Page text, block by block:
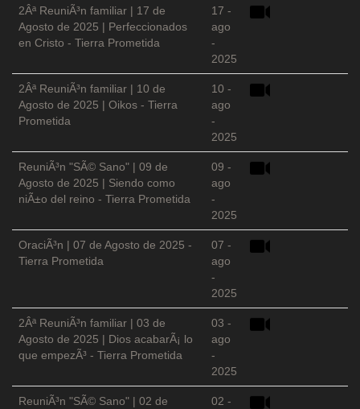
2Âª ReuniÃ³n familiar | 17 de
Agosto de 2025 | Perfeccionados
en Cristo - Tierra Prometida
17 -
ago
-
2025
2Âª ReuniÃ³n familiar | 10 de
Agosto de 2025 | Oikos - Tierra
Prometida
10 -
ago
-
2025
ReuniÃ³n "SÃ© Sano" | 09 de
Agosto de 2025 | Siendo como
niÃ±o del reino - Tierra Prometida
09 -
ago
-
2025
OraciÃ³n | 07 de Agosto de 2025 -
Tierra Prometida
07 -
ago
-
2025
2Âª ReuniÃ³n familiar | 03 de
Agosto de 2025 | Dios acabarÃ¡ lo
que empezÃ³ - Tierra Prometida
03 -
ago
-
2025
ReuniÃ³n "SÃ© Sano" | 02 de
02 -